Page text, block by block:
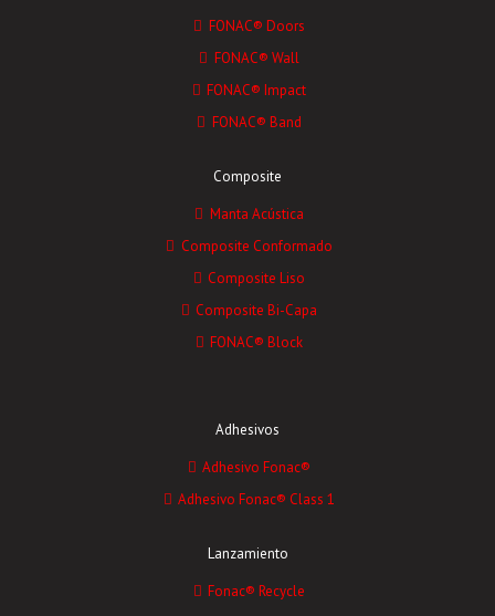
FONAC® Doors
FONAC® Wall
FONAC® Impact
FONAC® Band
Composite
Manta Acústica
Composite Conformado
Composite Liso
Composite Bi-Capa
FONAC® Block
Adhesivos
Adhesivo Fonac®
Adhesivo Fonac® Class 1
Lanzamiento
Fonac® Recycle